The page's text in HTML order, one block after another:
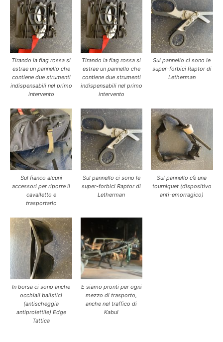
Tirando la flag rossa si
estrae un pannello che
contiene due strumenti
indispensabili nel primo
intervento
Tirando la flag rossa si
estrae un pannello che
contiene due strumenti
indispensabili nel primo
intervento
Sul pannello ci sono le
super-forbici Raptor di
Letherman
Sul fianco alcuni
accessori per riporre il
cavalletto e
trasportarlo
Sul pannello ci sono le
super-forbici Raptor di
Letherman
Sul pannello c’è una
tourniquet (dispositivo
anti-emorragico)
In borsa ci sono anche
occhiali balistici
(antischeggia
antiproiettile) Edge
Tattica
E siamo pronti per ogni
mezzo di trasporto,
anche nel traffico di
Kabul